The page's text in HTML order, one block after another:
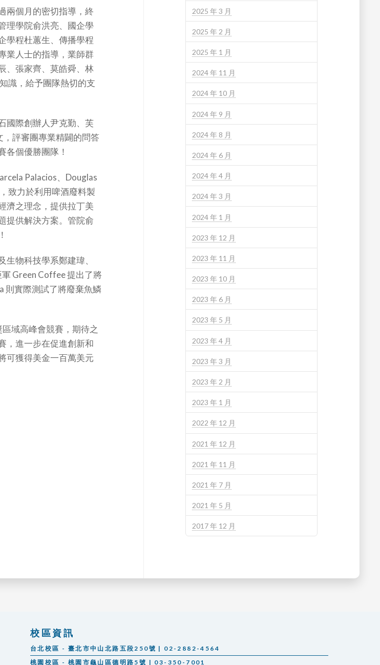
兩個月的密切指導，終
理學院俞洪亮、國企學
學程杜蕙生、傳播學程
業人士的指導，業師群
、張家齊、莫皓舜、林
識，給予團隊熱切的支
國際創辦人尹克勤、芙
評審團專業精闢的問答
各個優勝團隊！
Palacios、Douglas
致力於利用啤酒廢料製
濟之理念，提供拉丁美
提供解決方案。管院俞
物科技學系鄭建瑋、
Green Coffee 提出了將
則實際測試了將廢棄魚鱗
域高峰會競賽，期待之
，進一步在促進創新和
可獲得美金一百萬美元
2025 年 3 月
2025 年 2 月
2025 年 1 月
2024 年 11 月
2024 年 10 月
2024 年 9 月
2024 年 8 月
2024 年 6 月
2024 年 4 月
2024 年 3 月
2024 年 1 月
2023 年 12 月
2023 年 11 月
2023 年 10 月
2023 年 6 月
2023 年 5 月
2023 年 4 月
2023 年 3 月
2023 年 2 月
2023 年 1 月
2022 年 12 月
2021 年 12 月
2021 年 11 月
2021 年 7 月
2021 年 5 月
2017 年 12 月
校區資訊
台北校區 - 臺北市中山北路五段250號 | 02-2882-4564
桃園校區 - 桃園市龜山區德明路5號 | 03-350-7001